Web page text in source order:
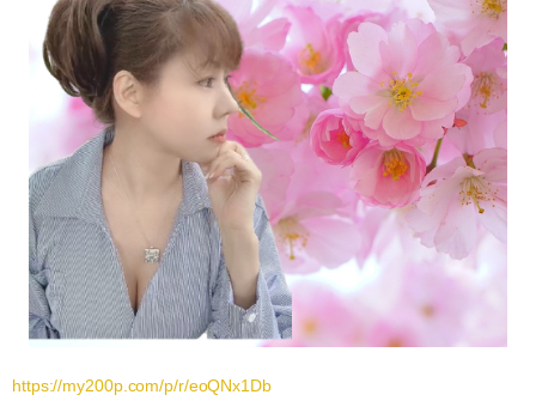
https://my200p.com/p/r/eoQNx1Db